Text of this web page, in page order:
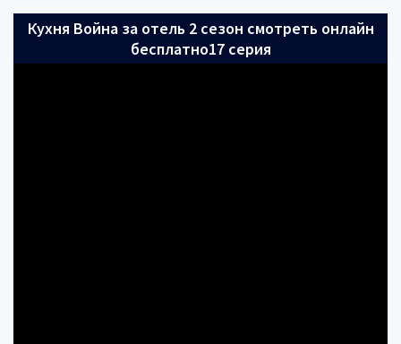
Кухня Война за отель 2 сезон смотреть онлайн
бесплатно17 серия